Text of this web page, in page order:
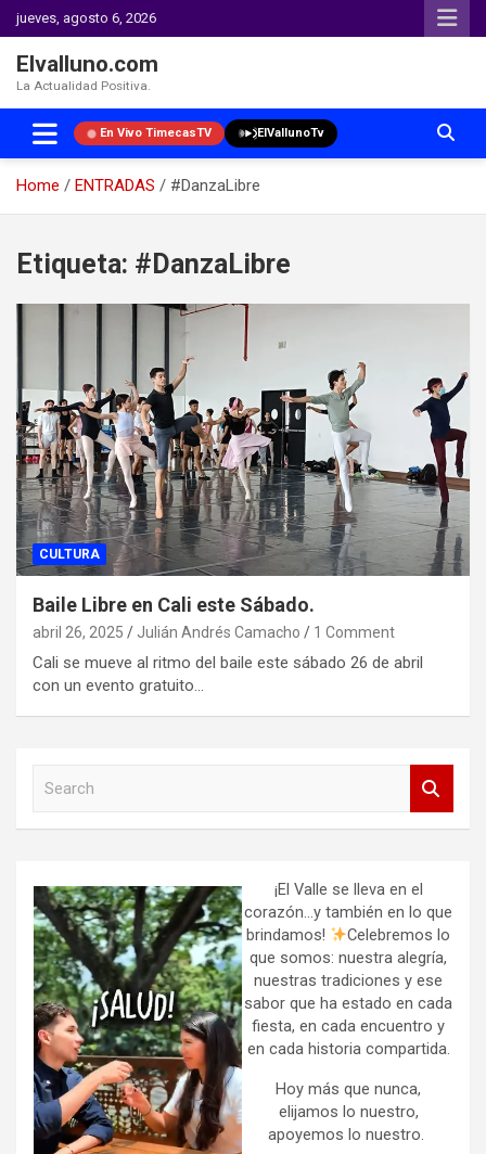
jueves, agosto 6, 2026
Elvalluno.com
La Actualidad Positiva.
En Vivo TimecasTV ElVallunoTv
Home ENTRADAS
#DanzaLibre
content
Etiqueta: #DanzaLibre
CULTURA
Baile Libre en Cali este Sábado.
abril 26, 2025 Julián Andrés Camacho 1 Comment
Cali se mueve al ritmo del baile este sábado 26 de abril
con un evento gratuito…
h
¡El Valle se lleva en el
corazón…y también en lo que
brindamos!
Celebremos lo
que somos: nuestra alegría,
nuestras tradiciones y ese
sabor que ha estado en cada
fiesta, en cada encuentro y
en cada historia compartida.
Hoy más que nunca,
elijamos lo nuestro,
apoyemos lo nuestro.